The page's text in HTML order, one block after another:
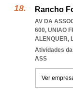
Rancho
AV DA
600, UNIAO
ALENQUER,
Atividades
ASS
Ver